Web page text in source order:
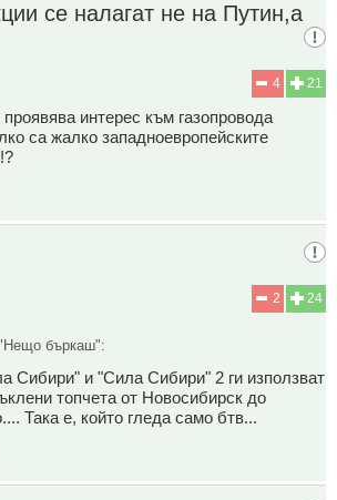
се налагат не на Путин,а
21
4
интерес към газопровода
са жалко западноевропейските
24
2
бъркаш":
Сибири" и "Сила Сибири" 2 ги използват
топчета от Новосибирск до
Така е, който гледа само бтв...